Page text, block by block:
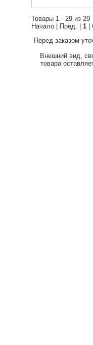
Товары 1 - 29 из 29
Начало | Пред. | 1
Перед заказом
Внешний вид,
товара